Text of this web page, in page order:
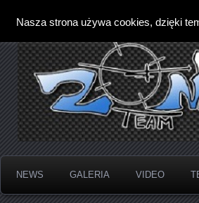
NEWS GALERIA VIDEO
Nasza strona używa cookies, dzięki